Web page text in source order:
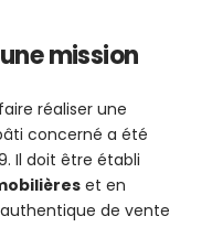
mission
réaliser une
concerné a été
Il doit être établi
et en
de vente